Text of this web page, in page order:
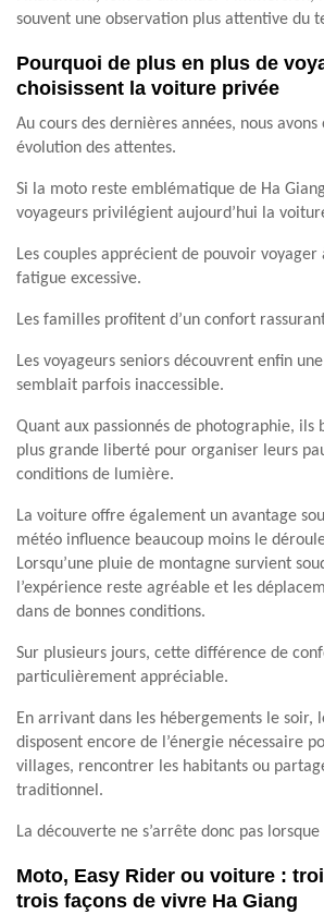
souvent une observation plus attentive du
Pourquoi de plus en plus de
choisissent la voiture privée
Au cours des dernières années, nous avons
évolution des attentes.
Si la moto reste emblématique de Ha
voyageurs privilégient aujourd’hui la
Les couples apprécient de pouvoir
fatigue excessive.
Les familles profitent d’un confort
Les voyageurs seniors découvrent enfin
semblait parfois inaccessible.
Quant aux passionnés de photographie, ils
plus grande liberté pour organiser leurs
conditions de lumière.
La voiture offre également un avantage
météo influence beaucoup moins le
Lorsqu’une pluie de montagne survient
l’expérience reste agréable et les
dans de bonnes conditions.
Sur plusieurs jours, cette différence de
particulièrement appréciable.
En arrivant dans les hébergements le soir,
disposent encore de l’énergie nécessaire
villages, rencontrer les habitants ou
traditionnel.
La découverte ne s’arrête donc pas
Moto, Easy Rider ou voiture :
trois façons de vivre Ha Giang